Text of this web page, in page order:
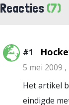
Reacties (7)
#1
5 mei 2009 ,
Het artikel
eindigde